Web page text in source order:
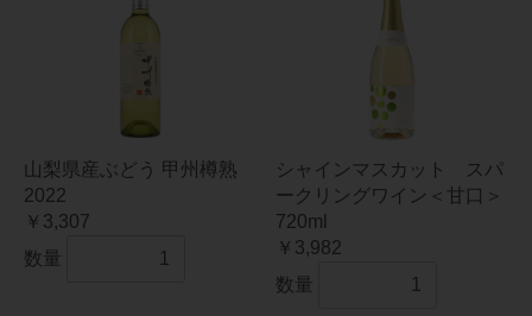
山梨県産ぶどう 甲州樽熟
2022
￥3,307
数量
シャインマスカット スパ
ークリングワイン＜甘口＞
720ml
￥3,982
数量